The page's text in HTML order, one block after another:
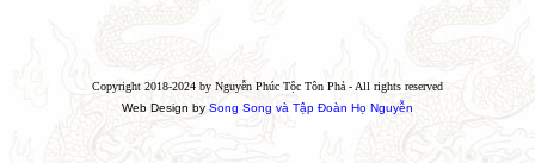
Copyright 2018-2024 by Nguyễn Phúc Tộc Tôn Phả - All rights reserved
Web Design by Song Song và Tập Đoàn Họ Nguyễn